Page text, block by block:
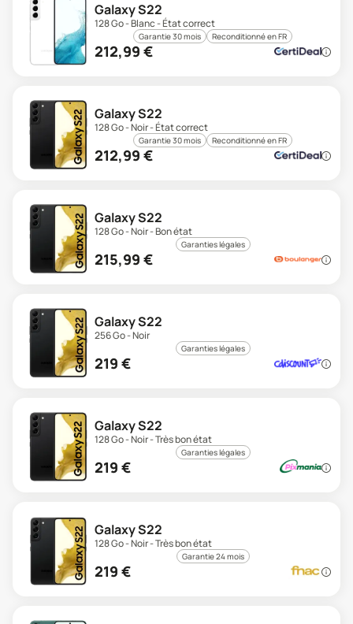
Galaxy S22
128 Go - Blanc - État correct
Garantie 30 mois Reconditionné en FR
212,99 €
Galaxy S22
128 Go - Noir - État correct
Garantie 30 mois Reconditionné en FR
212,99 €
Galaxy S22
128 Go - Noir - Bon état
Garanties légales
215,99 €
Galaxy S22
256 Go - Noir
Garanties légales
219 €
Galaxy S22
128 Go - Noir - Très bon état
Garanties légales
219 €
Galaxy S22
128 Go - Noir - Très bon état
Garantie 24 mois
219 €